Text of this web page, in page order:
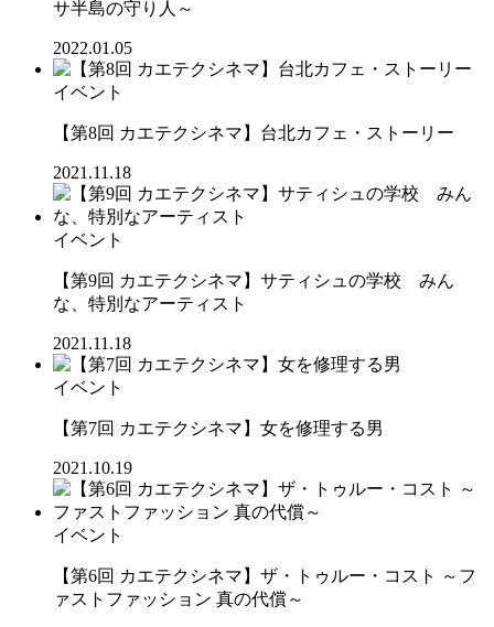
サ半島の守り人～
2022.01.05
イベント
【第8回 カエテクシネマ】台北カフェ・ストーリー
2021.11.18
イベント
【第9回 カエテクシネマ】サティシュの学校 みん
な、特別なアーティスト
2021.11.18
イベント
【第7回 カエテクシネマ】女を修理する男
2021.10.19
イベント
【第6回 カエテクシネマ】ザ・トゥルー・コスト ～フ
ァストファッション 真の代償～